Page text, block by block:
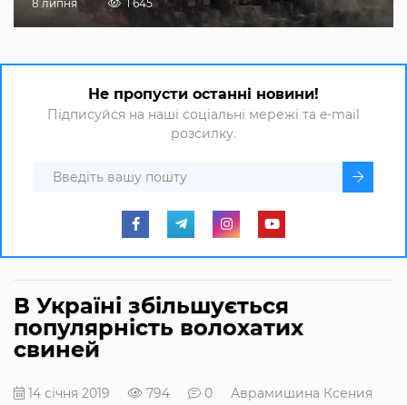
8 липня 1 645
Не пропусти останні новини!
Підписуйся на наші соціальні мережі та e-mail
розсилку.
В Україні збільшується
популярність волохатих
свиней
14 січня 2019 794 0 Аврамишина Ксения